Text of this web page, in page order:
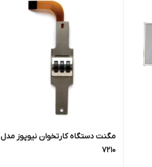
مگنت دستگاه کارتخوان نیوپوز مدل
7210